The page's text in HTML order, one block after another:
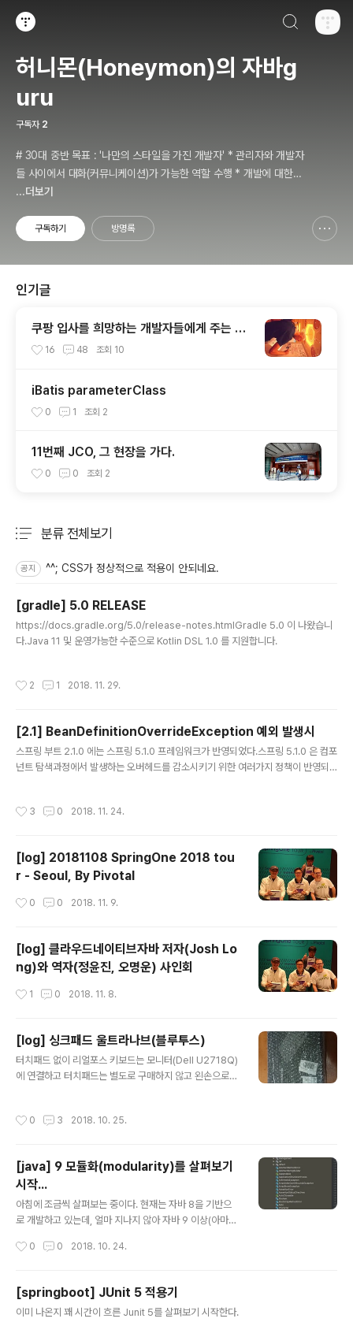
허니몬(Honeymon)의 자바g
uru
구독자 2
# 30대 중반 목표 : '나만의 스타일을 가진 개발자' * 관리자와 개발자
들 사이에서 대화(커뮤니케이션)가 가능한 역할 수행 * 개발에 대한
경험들을 체계적으로 관리(기록, 발표와 공유)하는 개발자라는 인식 *
련 파워블로거 를 목표로 블로그를 재편하려고 하는 중
...더보기
구독하기 방명록
인기글
쿠팡 입사를 희망하는 개발자들에게 주는 약
간의 팁
16 48 조회 10
iBatis parameterClass
0 1 조회 2
11번째 JCO, 그 현장을 가다.
0 0 조회 2
분류 전체보기
공지 ^^; CSS가 정상적으로 적용이 안되네요.
[gradle] 5.0 RELEASE
https://docs.gradle.org/5.0/release-notes.htmlGradle 5.0 이 나왔습니
다.Java 11 및 운영가능한 수준으로 Kotlin DSL 1.0 를 지원합니다.
2 1 2018. 11. 29.
[2.1] BeanDefinitionOverrideException 예외 발생시
스프링 부트 2.1.0 에는 스프링 5.1.0 프레임워크가 반영되었다.스프링 5.1.0 은 컴포
넌트 탐색과정에서 발생하는 오버헤드를 감소시키기 위한 여러가지 정책이 반영되
eption 이 발생한다.DefaultListableBeanFactory 중 일부BeanDefinition e
Definition != null) { if (!isAllowBeanDefinitionOverriding()) { throw new
B..
3 0 2018. 11. 24.
[log] 20181108 SpringOne 2018 tou
r - Seoul, By Pivotal
0 0 2018. 11. 9.
[log] 클라우드네이티브자바 저자(Josh Lo
ng)와 역자(정윤진, 오명운) 사인회
1 0 2018. 11. 8.
[log] 싱크패드 울트라나브(블루투스)
터치패드 없이 리얼포스 키보드는 모니터(Dell U2718Q)
에 연결하고 터치패드는 별도로 구매하지 않고 왼손으로
마우스 커서를 움직이기 위해 왼손을 뻗어 터치패드를 조
뻗어야 했다. 그런 불편함을 6개월 정도 감내하다가 '에잇
못참겠다!' 하고 짜증을 부리면서 해결책을 모색했다. 회사
에서 지급한 맥북용 어댑터는 USB 포트가 하나였고, 키보
드와 마우스를 동시에 연결할 수 없었고, USB 허브를 이용
번번히 어댑터를 뺐다가 다시 꼽아야 했다..
0 3 2018. 10. 25.
[java] 9 모듈화(modularity)를 살펴보기
시작...
아침에 조금씩 살펴보는 중이다. 현재는 자바 8을 기반으
로 개발하고 있는데, 얼마 지나지 않아 자바 9 이상(아마도
으로 하고 있는데,시각적으로 보이는 큰 차이라면 기존에
할 모듈을 선언하는 방식으로 변경되었다 할까? @_@);;;J
ava 8 까지 Java 9 이후 사용하는 방식도 제법 많이 달라
0 0 2018. 10. 24.
[springboot] JUnit 5 적용기
이미 나온지 꽤 시간이 흐른 Junit 5를 살펴보기 시작한다.